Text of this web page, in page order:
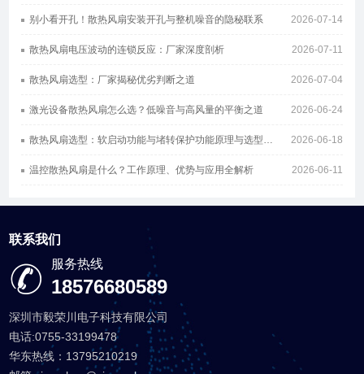
2026-07-14
别小看开孔！散热风扇安装开孔与整机噪音的隐秘联系
2026-07-11
散热风扇电压波动的连锁反应：厂家深度剖析
2026-07-04
散热风扇选型：厂家揭秘优劣判断之道
2026-06-24
激光设备散热风扇怎么选？低噪音与高风量的平衡之道
2026-06-18
散热风扇选型：软启动功能与堵转保护功能原理与选型指南
2026-06-11
温控散热风扇是什么？工作原理、优势与应用全解析
联系我们
服务热线
18576680589
深圳市毅荣川电子科技有限公司
电话:0755-33199478
华东热线：13795210219